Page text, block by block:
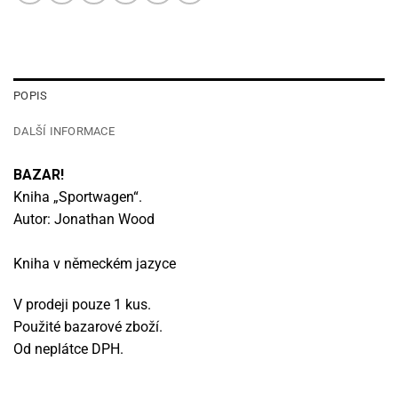
POPIS
DALŠÍ INFORMACE
BAZAR!
Kniha „Sportwagen“.
Autor: Jonathan Wood
Kniha v německém jazyce
V prodeji pouze 1 kus.
Použité bazarové zboží.
Od neplátce DPH.